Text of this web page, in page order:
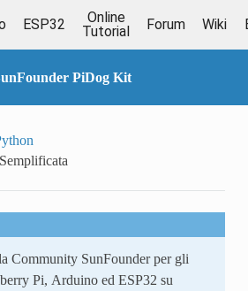
ESP32
Online
Tutorial
Forum Wiki
PiDog Kit
Community SunFounder per gli
Pi, Arduino ed ESP32 su